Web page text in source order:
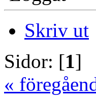
Skriv ut
Sidor: [1]
«